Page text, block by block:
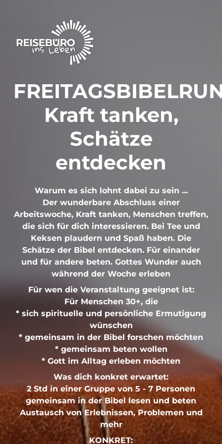
Kraft tanken,
Schätze
entdecken
Warum es sich lohnt dabei zu sein ...
Der wunderbare Abschluss einer
Arbeitswoche, Kraft tanken, Menschen treffen,
die sich für dich interessieren. Bei Tee und
Keksen plaudern und Spaß haben. Die
Schätze der Bibel entdecken. Für einander
und für andere beten. Gottes Wunder auch
während der Woche erleben
Für wen die Veranstaltung geeignet ist:
Für Menschen 30+, die
* sich spirituelle und persönliche Ermutigung
wünschen
* gemeinsam in der Bibel forschen möchten
* gemeinsam beten wollen
* Gott im Alltag erleben möchten
Was dich konkret erwartet:
2 Std in einer Gruppe von 5 - 7 Personen
gemeinsam in der Bibel lesen und beten
Austausch von Erlebnissen, Problemen und
mehr
KONKRET: